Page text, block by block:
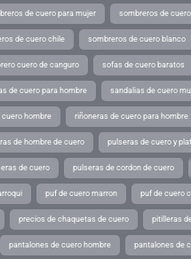
de cuero para mujer sombreros de
de cuero chile sombreros de cuero blanco
cuero de canguro sofas de cuero baratos
de cuero para hombre sandalias de cuero
cuero hombre riñoneras de cuero para hombre
de hombre de cuero pulseras de cuero y
de cuero pulseras de cordon de cuero
puf de cuero marron puf de cuero
precios de chaquetas de cuero pitilleras
pantalones de cuero hombre pantalones de